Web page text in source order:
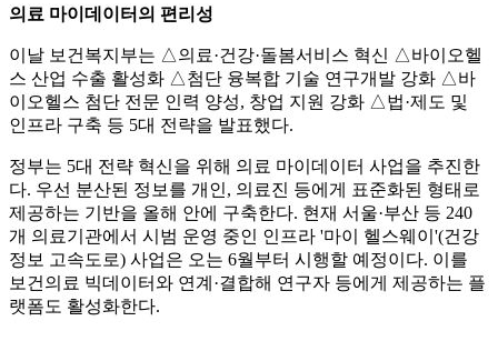
의료 마이데이터의 편리성
이날 보건복지부는 △의료·건강·돌봄서비스 혁신 △바이오헬
스 산업 수출 활성화 △첨단 융복합 기술 연구개발 강화 △바
이오헬스 첨단 전문 인력 양성, 창업 지원 강화 △법·제도 및
인프라 구축 등 5대 전략을 발표했다.
정부는 5대 전략 혁신을 위해 의료 마이데이터 사업을 추진한
다. 우선 분산된 정보를 개인, 의료진 등에게 표준화된 형태로
제공하는 기반을 올해 안에 구축한다. 현재 서울·부산 등 240
개 의료기관에서 시범 운영 중인 인프라 '마이 헬스웨이'(건강
정보 고속도로) 사업은 오는 6월부터 시행할 예정이다. 이를
보건의료 빅데이터와 연계·결합해 연구자 등에게 제공하는 플
랫폼도 활성화한다.